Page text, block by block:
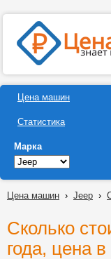
Цена машин
Статистика
Марка
Цена машин › Jeep ›
Сколько
года, цена